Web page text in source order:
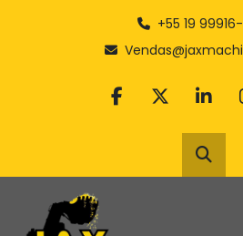
+55 19
facebook
twitter